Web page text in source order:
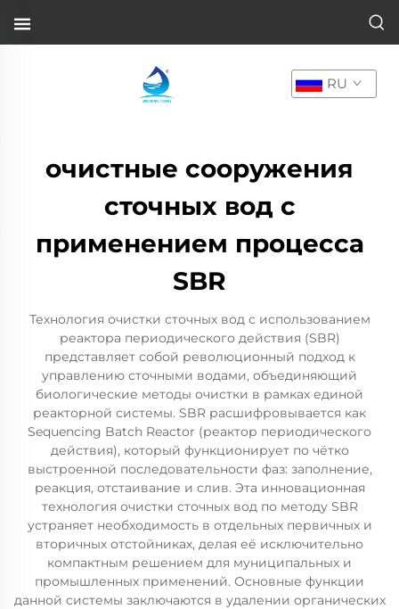
RU
очистные сооружения
сточных вод с
применением процесса
SBR
Технология очистки сточных вод с использованием
реактора периодического действия (SBR)
представляет собой революционный подход к
управлению сточными водами, объединяющий
биологические методы очистки в рамках единой
реакторной системы. SBR расшифровывается как
Sequencing Batch Reactor (реактор периодического
действия), который функционирует по чётко
выстроенной последовательности фаз: заполнение,
реакция, отстаивание и слив. Эта инновационная
технология очистки сточных вод по методу SBR
устраняет необходимость в отдельных первичных и
вторичных отстойниках, делая её исключительно
компактным решением для муниципальных и
промышленных применений. Основные функции
данной системы заключаются в удалении органических